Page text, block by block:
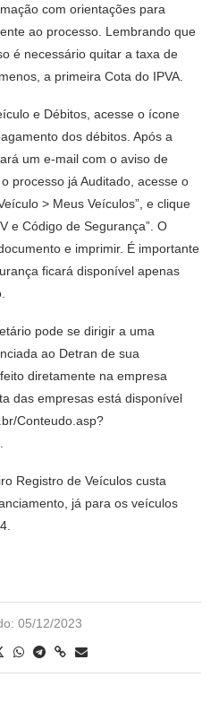
com orientações para
ao processo. Lembrando que
é necessário quitar a taxa de
a primeira Cota do IPVA.
e Débitos, acesse o ícone
dos débitos. Após a
um e-mail com o aviso de
processo já Auditado, acesse o
> Meus Veículos”, e clique
e Código de Segurança”. O
e imprimir. É importante
ficará disponível apenas
pode se dirigir a uma
ao Detran de sua
diretamente na empresa
das empresas está disponível
Conteudo.asp?
Registro de Veículos custa
já para os veículos
05/12/2023